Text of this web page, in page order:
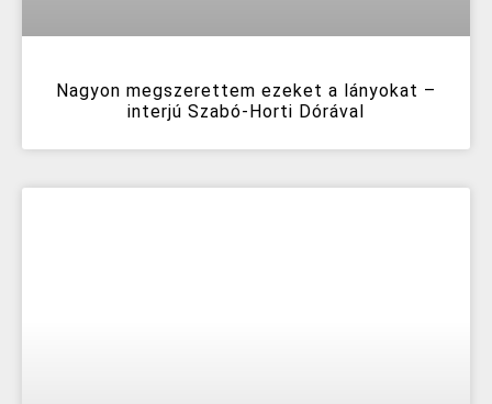
Nagyon megszerettem ezeket a lányokat –
interjú Szabó-Horti Dórával